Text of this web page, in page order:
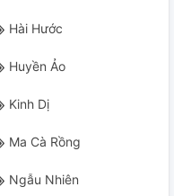
Hài Hước
Huyền Ảo
Kinh Dị
Ma Cà Rồng
Ngẫu Nhiên